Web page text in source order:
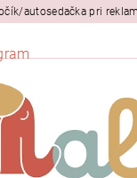
autosedačka pri